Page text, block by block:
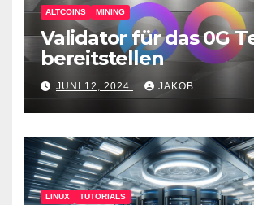
ALTCOINS MINING
Validator für das 0G
bereitstellen
JUNI 12, 2024 JAKOB
LINUX TUTORIALS